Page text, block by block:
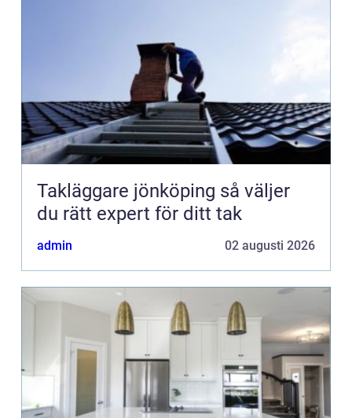
Takläggare jönköping så väljer
du rätt expert för ditt tak
admin 02 augusti 2026